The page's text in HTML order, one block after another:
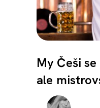
My Češi
ale